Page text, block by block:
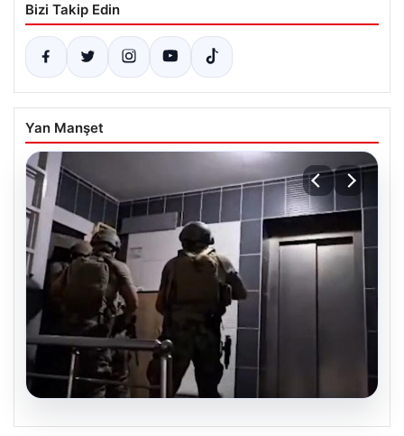
Bizi Takip Edin
Yan Manşet